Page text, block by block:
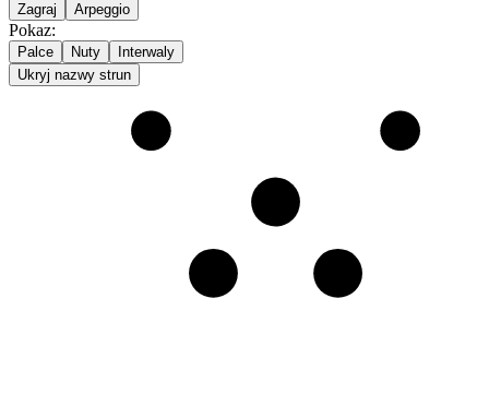
Zagraj Arpeggio
Pokaz:
Palce Nuty
Interwaly
Ukryj nazwy strun